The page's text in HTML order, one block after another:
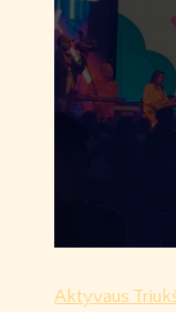
Aktyvaus